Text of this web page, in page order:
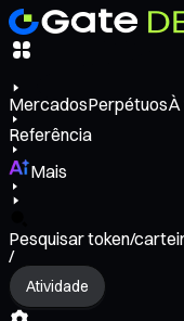
MercadosPerpétuosÀ
Referência
Mais
Pesquisar token/
/
Atividade